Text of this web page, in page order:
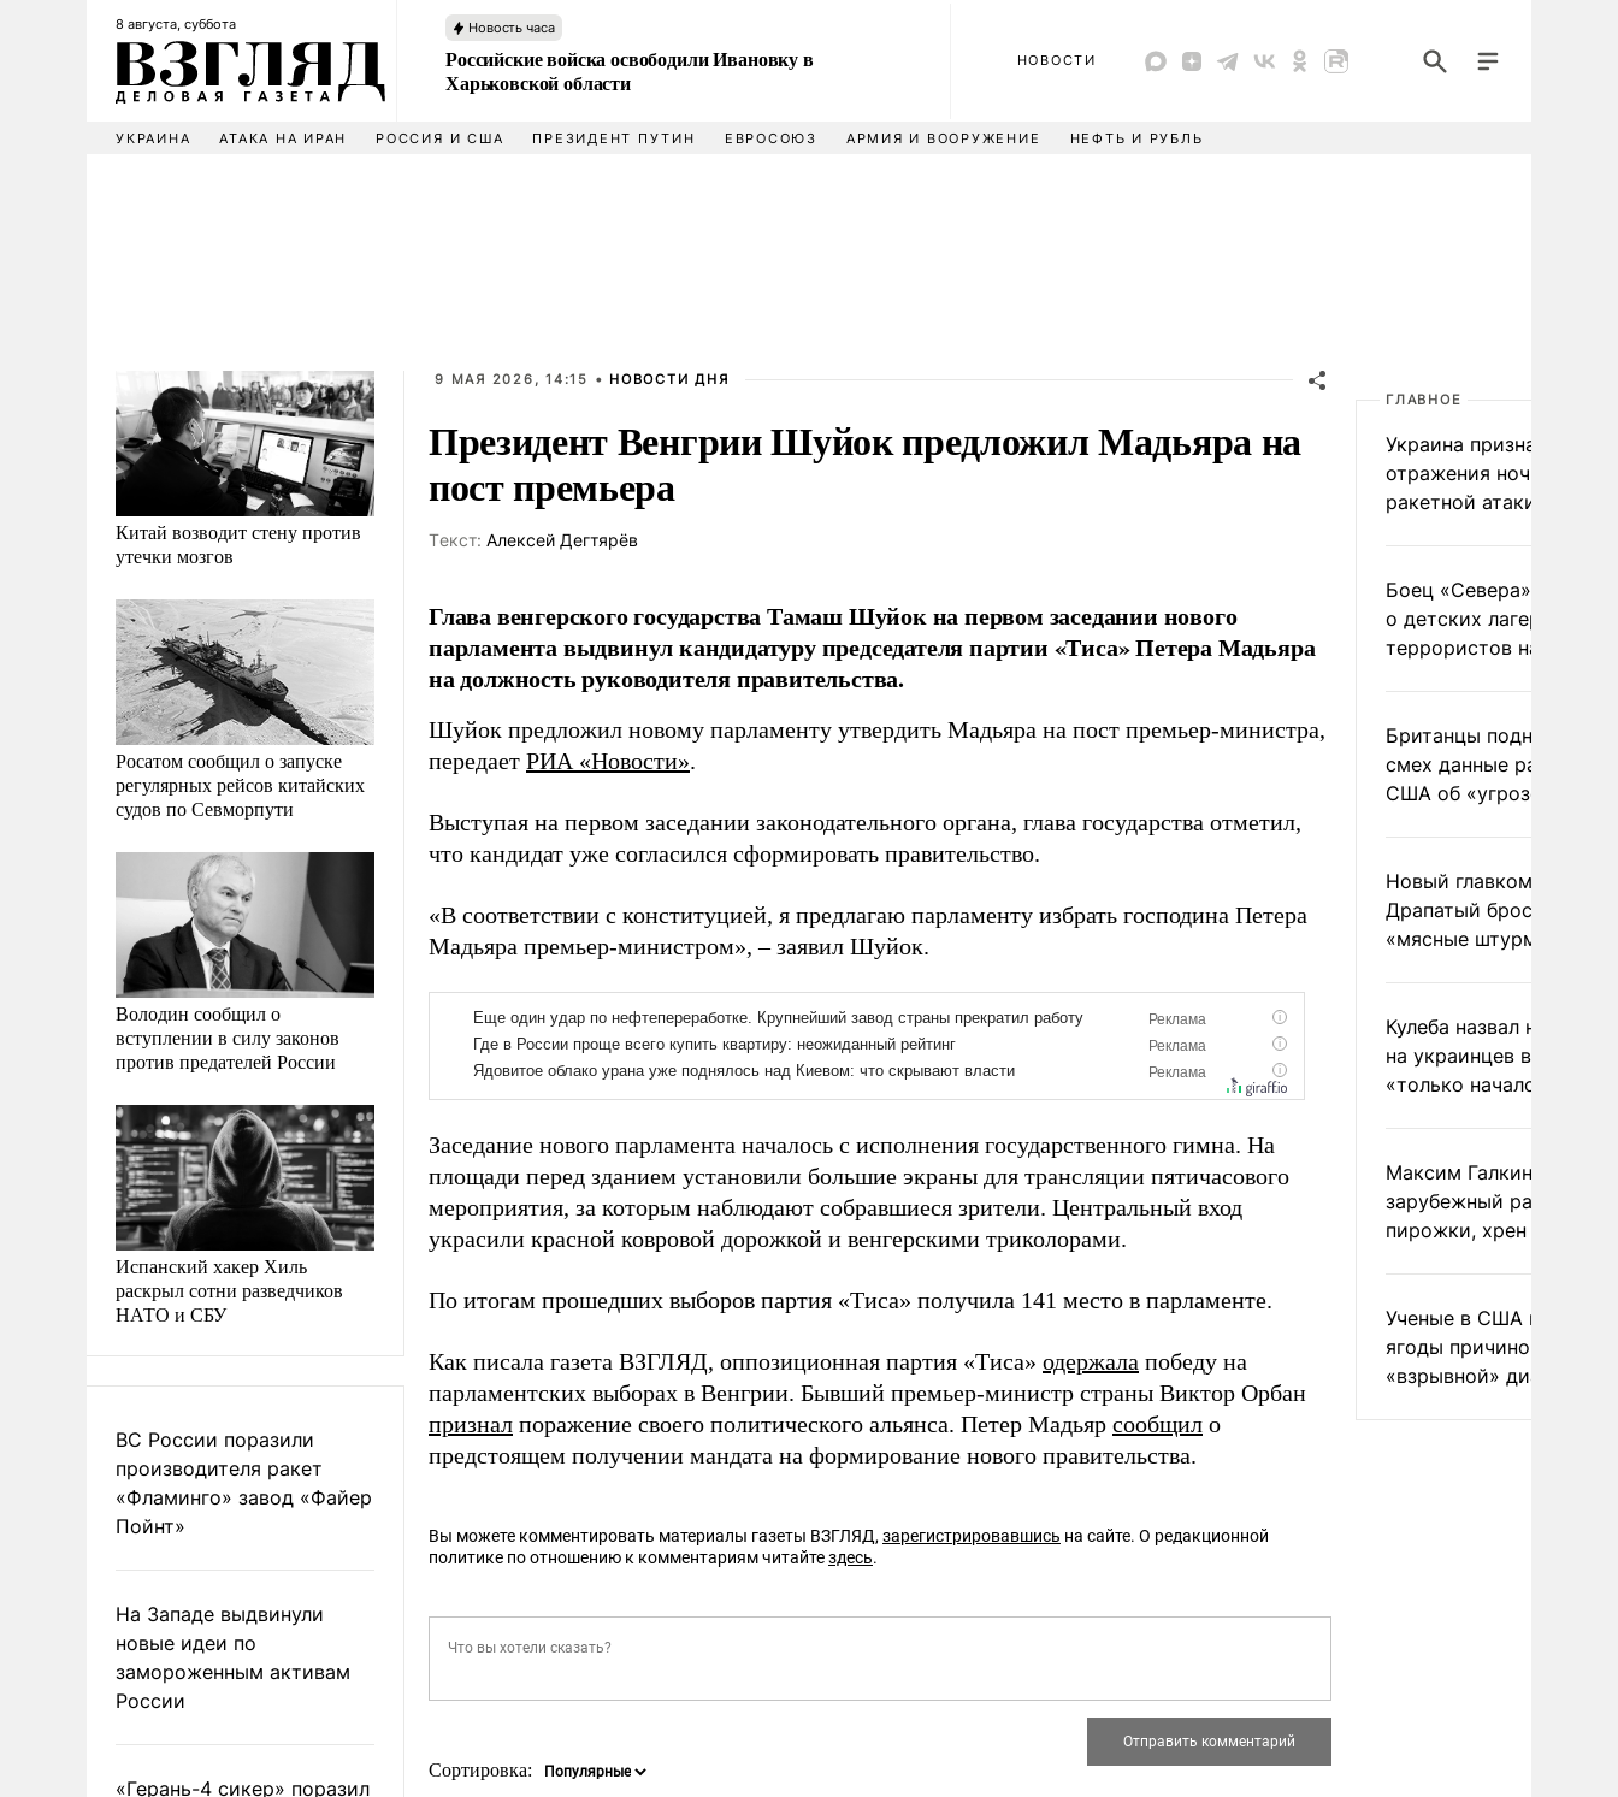
8 августа, суббота Новость часа
Российские войска освободили Ивановку в
Харьковской области
НОВОСТИ
УКРАИНА АТАКА НА ИРАН РОССИЯ И США ПРЕЗИДЕНТ ПУТИН ЕВРОСОЮЗ АРМИЯ И ВООРУЖЕНИЕ НЕФТЬ И РУБЛЬ
Китай возводит стену против
утечки мозгов
Росатом сообщил о запуске
регулярных рейсов китайских
судов по Севморпути
Володин сообщил о
вступлении в силу законов
против предателей России
Испанский хакер Хиль
раскрыл сотни разведчиков
НАТО и СБУ
ВС России поразили
производителя ракет
«Фламинго» завод «Файер
Пойнт»
На Западе выдвинули
новые идеи по
замороженным активам
России
«Герань-4 сикер» поразил
9 МАЯ 2026, 14:15 • НОВОСТИ ДНЯ
Президент Венгрии Шуйок предложил Мадьяра на
пост премьера
Tекст: Алексей Дегтярёв
Глава венгерского государства Тамаш Шуйок на первом заседании нового
парламента выдвинул кандидатуру председателя партии «Тиса» Петера Мадьяра
на должность руководителя правительства.
Шуйок предложил новому парламенту утвердить Мадьяра на пост премьер-министра,
передает РИА «Новости».
Выступая на первом заседании законодательного органа, глава государства отметил,
что кандидат уже согласился сформировать правительство.
«В соответствии с конституцией, я предлагаю парламенту избрать господина Петера
Мадьяра премьер-министром», – заявил Шуйок.
Заседание нового парламента началось с исполнения государственного гимна. На
площади перед зданием установили большие экраны для трансляции пятичасового
мероприятия, за которым наблюдают собравшиеся зрители. Центральный вход
украсили красной ковровой дорожкой и венгерскими триколорами.
По итогам прошедших выборов партия «Тиса» получила 141 место в парламенте.
Как писала газета ВЗГЛЯД, оппозиционная партия «Тиса» одержала победу на
парламентских выборах в Венгрии. Бывший премьер-министр страны Виктор Орбан
признал поражение своего политического альянса. Петер Мадьяр сообщил о
предстоящем получении мандата на формирование нового правительства.
Вы можете комментировать материалы газеты ВЗГЛЯД, зарегистрировавшись на сайте. О редакционной
политике по отношению к комментариям читайтездесь.
Сортировка:
ГЛАВНОЕ
Украина признала
отражения ночной
ракетной атаки
Боец «Севера»
о детских лагерях
террористов на
Британцы подняли на
смех данные разведки
США об «угрозе
Новый главком ВСУ
Драпатый бросил
«мясные штурмы»
Кулеба назвал
на украинцев в Польше
«только началом»
Максим Галкин
зарубежный райдер
пирожки, хрен и морс
Ученые в США назвали
ягоды причиной
«взрывной» диареи